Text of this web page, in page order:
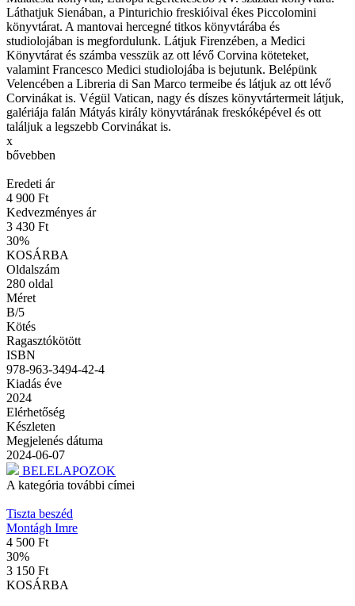
Láthatjuk Sienában, a Pinturichio freskióival ékes Piccolomini
könyvtárat. A mantovai hercegné titkos könyvtárába és
studiolojában is megfordulunk. Látjuk Firenzében, a Medici
Könyvtárat és számba vesszük az ott lévő Corvina köteteket,
valamint Francesco Medici studiolojába is bejutunk. Belépünk
Velencében a Libreria di San Marco termeibe és látjuk az ott lévő
Corvinákat is. Végül Vatican, nagy és díszes könyvtártermeit látjuk,
galériája falán Mátyás király könyvtárának freskóképével és ott
találjuk a legszebb Corvinákat is.
x
bővebben
Eredeti ár
4 900 Ft
Kedvezményes ár
3 430 Ft
30%
KOSÁRBA
Oldalszám
280 oldal
Méret
B/5
Kötés
Ragasztókötött
ISBN
978-963-3494-42-4
Kiadás éve
2024
Elérhetőség
Készleten
Megjelenés dátuma
2024-06-07
BELELAPOZOK
A kategória további címei
Tiszta beszéd
Montágh Imre
4 500 Ft
30%
3 150 Ft
KOSÁRBA